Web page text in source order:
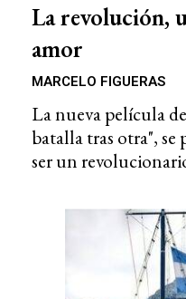
La revolución,
amor
MARCELO FIGUERAS
La nueva película
batalla tras otra",
ser un